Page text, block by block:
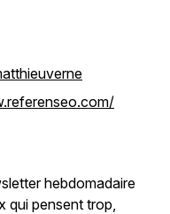
hebdomadaire
qui pensent trop,